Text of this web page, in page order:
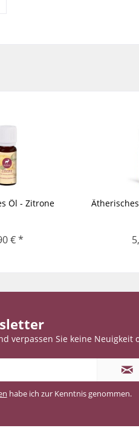
Öl - Zitrone
€ *
verpassen Sie keine Neuigkeit
habe ich zur Kenntnis genommen.